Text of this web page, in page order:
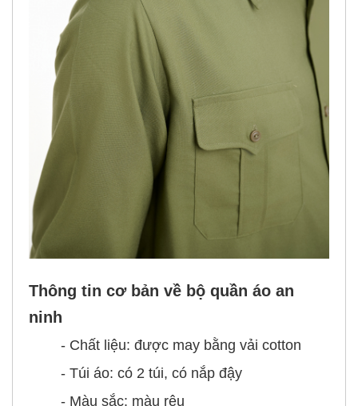
Thông tin cơ bản về bộ quần áo an
ninh
- Chất liệu: được may bằng vải cotton
- Túi áo: có 2 túi, có nắp đậy
- Màu sắc: màu rêu